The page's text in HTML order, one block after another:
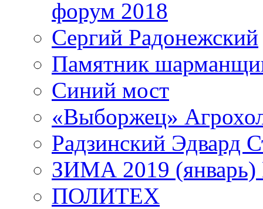
форум 2018
Сергий Радонежский
Памятник
Синий мост
«Выборжец»
Радзинский Эдвард
ЗИМА 2019 (январь)
ПОЛИТЕХ